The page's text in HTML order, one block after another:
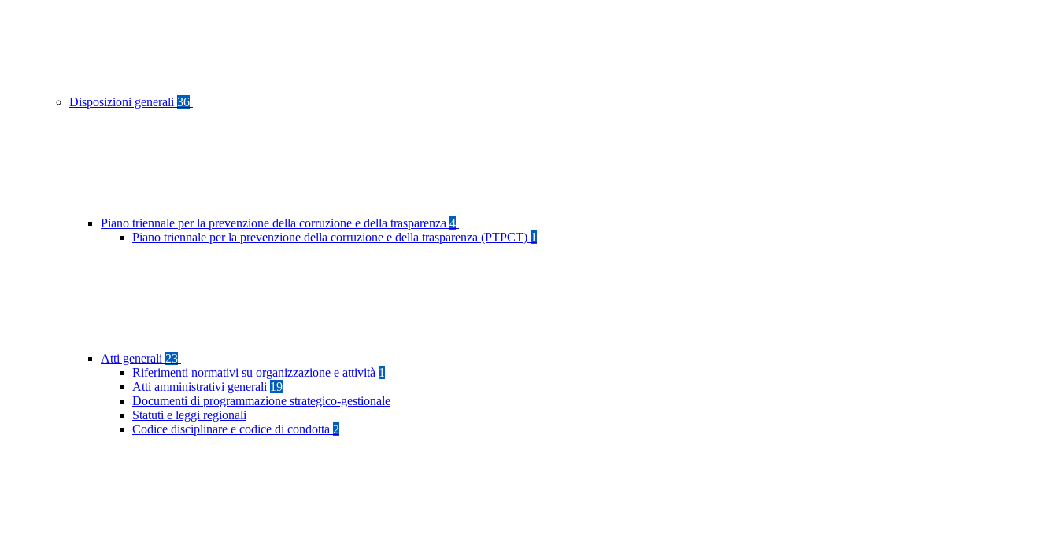
Disposizioni generali 36
Piano triennale per la prevenzione della corruzione e della trasparenza 4
Piano triennale per la prevenzione della corruzione e della trasparenza (PTPCT) 1
Atti generali 23
Riferimenti normativi su organizzazione e attività 1
Atti amministrativi generali 19
Documenti di programmazione strategico-gestionale
Statuti e leggi regionali
Codice disciplinare e codice di condotta 2